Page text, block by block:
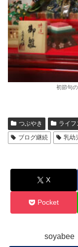
初節句
つぶやき ライ
ブログ継続
乳幼
X
Pocket
soyabee